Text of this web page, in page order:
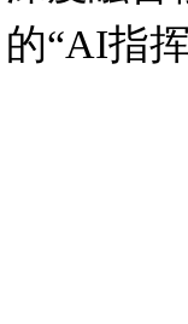
的“AI指